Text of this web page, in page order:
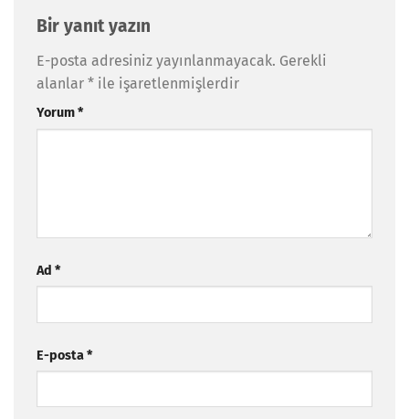
Bir yanıt yazın
E-posta adresiniz yayınlanmayacak. Gerekli
alanlar * ile işaretlenmişlerdir
Yorum*
Ad *
E-posta*